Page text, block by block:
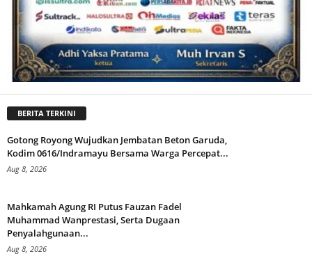
BERITA TERKINI
Gotong Royong Wujudkan Jembatan Beton Garuda,
Kodim 0616/Indramayu Bersama Warga Percepat...
Aug 8, 2026
Mahkamah Agung RI Putus Fauzan Fadel
Muhammad Wanprestasi, Serta Dugaan
Penyalahgunaan...
Aug 8, 2026